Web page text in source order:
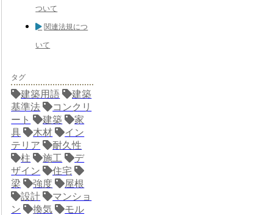
ついて
関連法規につ
いて
タグ
建築用語
建築
基準法
コンクリ
ート
建築
家
具
木材
イン
テリア
耐久性
柱
施工
デ
ザイン
住宅
梁
強度
屋根
設計
マンショ
ン
換気
モル